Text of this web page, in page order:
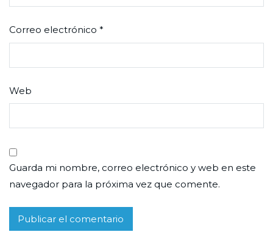
Correo electrónico *
Web
Guarda mi nombre, correo electrónico y web en este
navegador para la próxima vez que comente.